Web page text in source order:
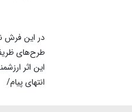
در این فرش
طرح‌های
این اثر
انتهای پیام/